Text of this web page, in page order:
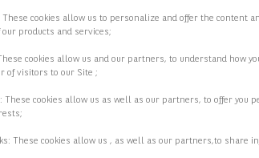
cookies allow us to personalize and offer the content
products and services;
cookies allow us and our partners, to understand how
of visitors to our Site ;
cookies allow us as well as our partners, to offer you
These cookies allow us , as well as our partners,to share